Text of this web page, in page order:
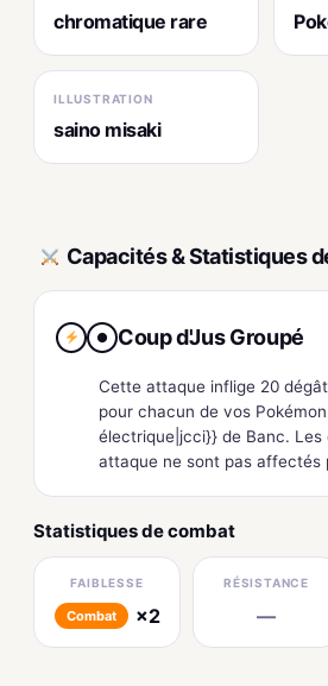
chromatique rare
ILLUSTRATION
saino misaki
Capacités & Statistiques
● Coup d'Jus Groupé
Cette attaque inflige 20
pour chacun de vos
électrique|jcci}} de Banc.
attaque ne sont pas affectés
Statistiques de combat
FAIBLESSE
Combat ×2
RÉSISTANCE
—